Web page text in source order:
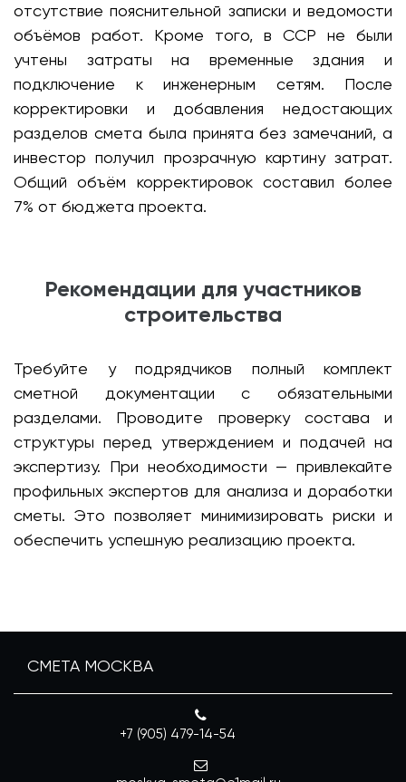
отсутствие пояснительной записки и ведомости
объёмов работ. Кроме того, в ССР не были
учтены затраты на временные здания и
подключение к инженерным сетям. После
корректировки и добавления недостающих
разделов смета была принята без замечаний, а
инвестор получил прозрачную картину затрат.
Общий объём корректировок составил более
7% от бюджета проекта.
Рекомендации для участников
строительства
Требуйте у подрядчиков полный комплект
сметной документации с обязательными
разделами. Проводите проверку состава и
структуры перед утверждением и подачей на
экспертизу. При необходимости — привлекайте
профильных экспертов для анализа и доработки
сметы. Это позволяет минимизировать риски и
обеспечить успешную реализацию проекта.
СМЕТА МОСКВА
+7 (905) 479-14-54